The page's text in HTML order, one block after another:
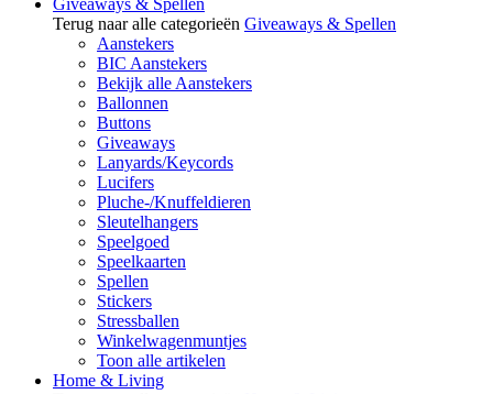
Giveaways & Spellen
Terug naar alle categorieën Giveaways & Spellen
Aanstekers
BIC Aanstekers
Bekijk alle Aanstekers
Ballonnen
Buttons
Giveaways
Lanyards/Keycords
Lucifers
Pluche-/Knuffeldieren
Sleutelhangers
Speelgoed
Speelkaarten
Spellen
Stickers
Stressballen
Winkelwagenmuntjes
Toon alle artikelen
Home & Living